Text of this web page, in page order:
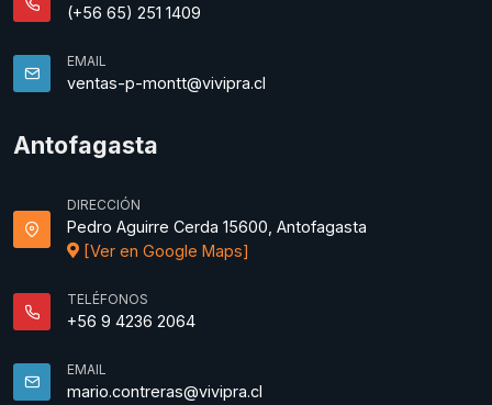
(+56 65) 251 1409
EMAIL
ventas-p-montt@vivipra.cl
Antofagasta
DIRECCIÓN
Pedro Aguirre Cerda 15600, Antofagasta
[Ver en Google Maps]
TELÉFONOS
+56 9 4236 2064
EMAIL
mario.contreras@vivipra.cl